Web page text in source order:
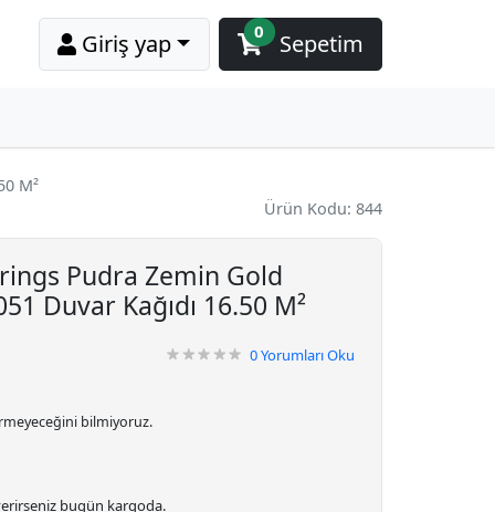
Giriş yap Sepetim
0
M²
Ürün Kodu: 844
Pudra Zemin Gold
Duvar Kağıdı 16.50 M²
0Yorumları Oku
bilmiyoruz.
bugün kargoda.